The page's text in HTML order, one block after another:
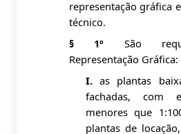
representação gráfica
técnico.
§ 1º São
Representação Gráfica:
I.as plantas
fachadas, com
menores que
plantas de